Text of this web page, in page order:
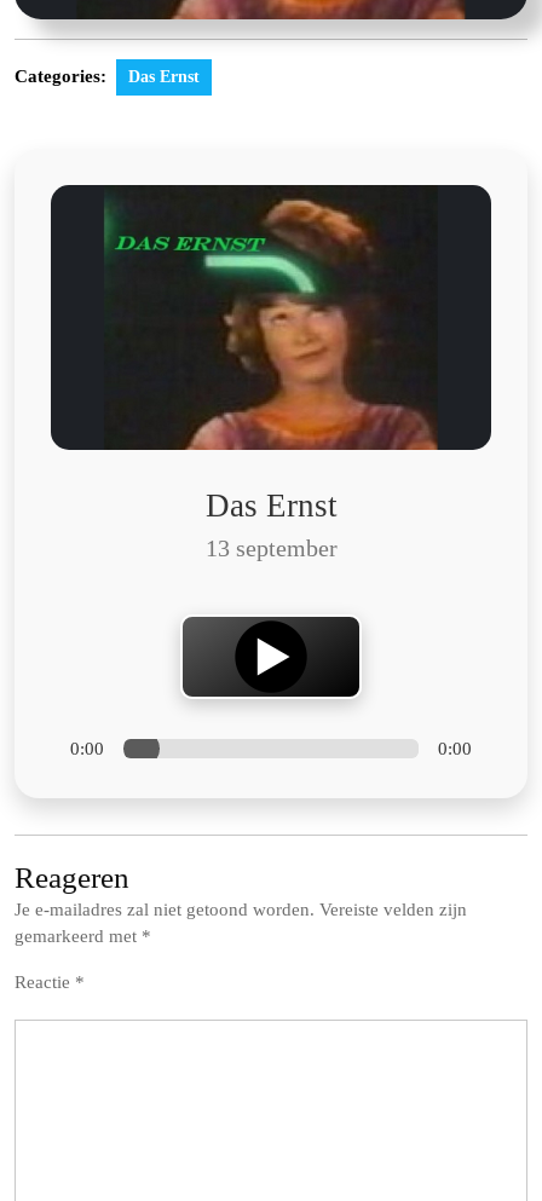
Categories: Das Ernst
Das Ernst
13 september
0:00 0:00
Reageren
Je e-mailadres zal niet getoond worden. Vereiste velden zijn
gemarkeerd met *
Reactie *